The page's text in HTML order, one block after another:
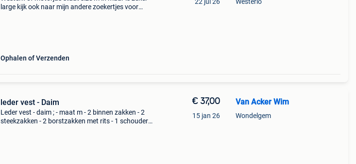
large kijk ook naar mijn andere zoekertjes voor
Ophalen of Verzenden
leder vest - Daim
Leder vest - daim ; - maat m - 2 binnen zakken - 2
steekzakken - 2 borstzakken met rits - 1 schouder
€ 37,00
15 jan 26
Van Acker Wim
Wondelgem